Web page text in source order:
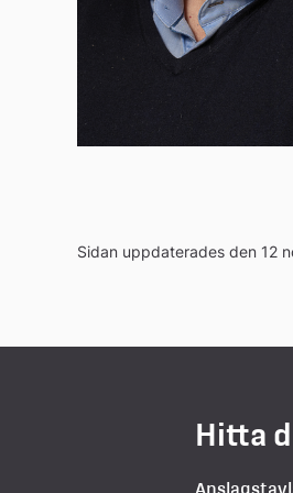
Sidan uppdaterades den 12
Hitta